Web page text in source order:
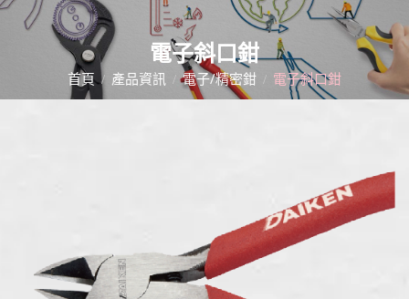
電子斜口鉗
首頁 產品資訊 電子/精密鉗 電子斜口鉗